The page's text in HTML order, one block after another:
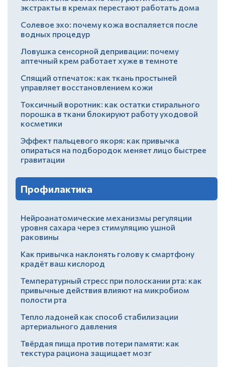
экстракты в кремах перестают работать дома
Солевое эхо: почему кожа воспаляется после
водных процедур
Ловушка сенсорной депривации: почему
аптечный крем работает хуже в темноте
Спящий отпечаток: как ткань простыней
управляет восстановлением кожи
Токсичный воротник: как остатки стирального
порошка в ткани блокируют работу уходовой
косметики
Эффект пальцевого якоря: как привычка
опираться на подбородок меняет лицо быстрее
гравитации
Профилактика
Нейроанатомические механизмы регуляции
уровня сахара через стимуляцию ушной
раковины
Как привычка наклонять голову к смартфону
крадёт ваш кислород
Температурный стресс при полоскании рта: как
привычные действия влияют на микробиом
полости рта
Тепло ладоней как способ стабилизации
артериального давления
Твёрдая пища против потери памяти: как
текстура рациона защищает мозг